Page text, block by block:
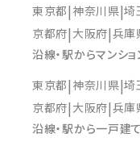
東京都 神奈川県 埼
京都府 大阪府 兵庫
沿線・駅からマンシ
東京都 神奈川県 埼
京都府 大阪府 兵庫
沿線・駅から一戸建